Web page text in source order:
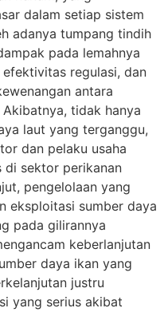
dalam setiap sistem
adanya tumpang tindih
pada lemahnya
regulasi, dan
antara
tidak hanya
laut yang terganggu,
dan pelaku usaha
di sektor perikanan
pengelolaan yang
eksploitasi sumber daya
pada gilirannya
keberlanjutan
daya ikan yang
justru
yang serius akibat